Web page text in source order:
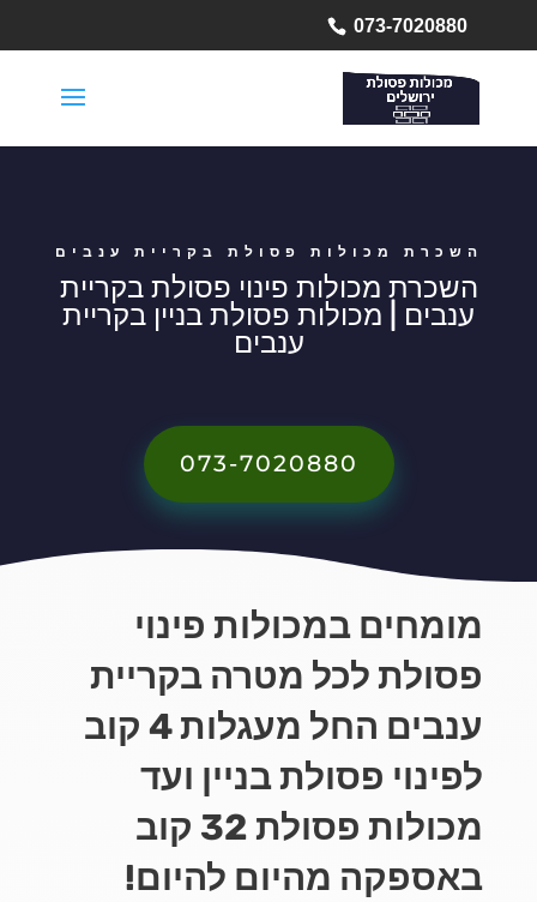
073-7020880
השכרת מכולות פסולת בקריית ענבים
השכרת מכולות פינוי פסולת בקריית
ענבים | מכולות פסולת בניין בקריית
ענבים
073-7020880
מומחים במכולות פינוי
פסולת לכל מטרה בקריית
ענבים החל מעגלות 4 קוב
לפינוי פסולת בניין ועד
מכולות פסולת 32 קוב
באספקה מהיום להיום!